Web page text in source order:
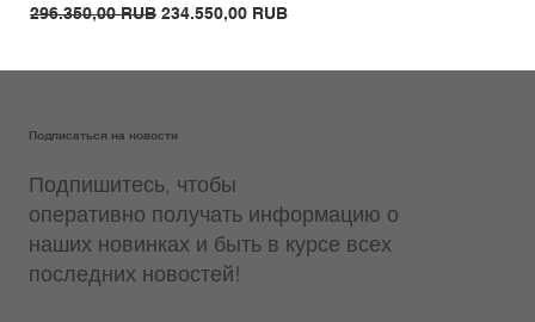
Обычная цена
296.350,00 RUB Цена со скидкой
234.550,00 RUB
Подписаться на новости
Подпишитесь, чтобы
оперативно получать информацию о
наших новинках и быть в курсе всех
последних новостей!